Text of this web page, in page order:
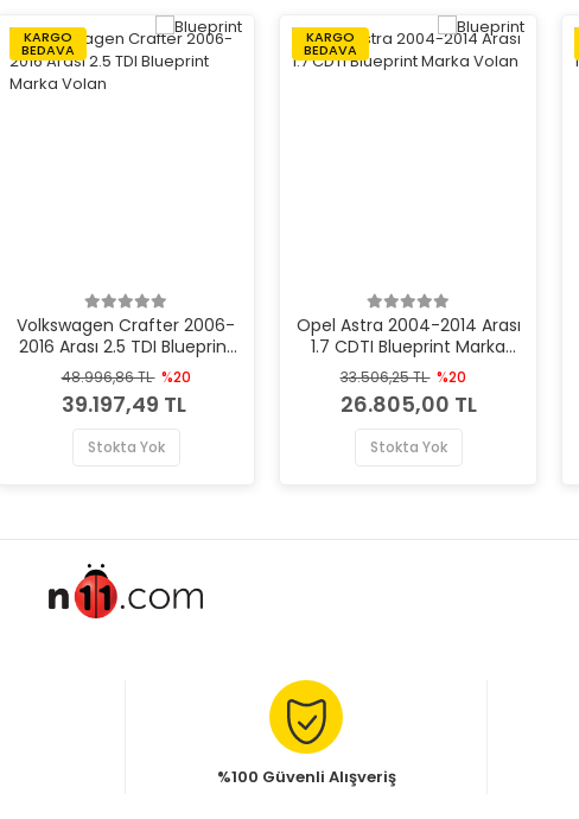
KARGO
BEDAVA
Volkswagen Crafter 2006-
2016 Arası 2.5 TDI Blueprint
Marka Volan
48.996,86 TL %20
39.197,49 TL
Stokta Yok
KARGO
BEDAVA
Opel Astra 2004-2014 Arası
1.7 CDTI Blueprint Marka
Volan
33.506,25 TL %20
26.805,00 TL
Stokta Yok
%100 Güvenli Alışveriş